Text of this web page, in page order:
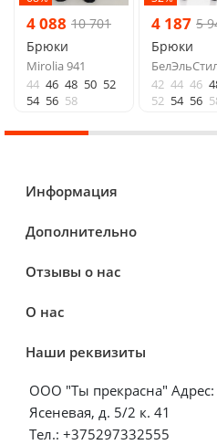
4 088 10 701
Брюки
Mirolia 941
44 46 48 50 52
54 56 58
4 187 5
Брюки
42 44 46
52 54 56
Информация
Дополнительно
Отзывы о нас
О нас
Наши реквизиты
ООО "Ты прекрасна" Адрес:
Ясеневая, д. 5/2 к. 41
Тел.: +375297332555